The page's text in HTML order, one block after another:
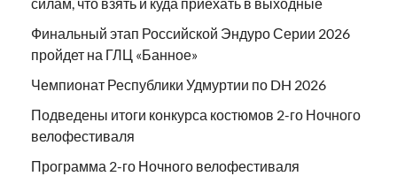
Финальный этап Российской Эндуро Серии 2026
пройдет на ГЛЦ «Банное»
Чемпионат Республики Удмуртии по DH 2026
Подведены итоги конкурса костюмов 2-го Ночного
велофестиваля
Программа 2-го Ночного велофестиваля